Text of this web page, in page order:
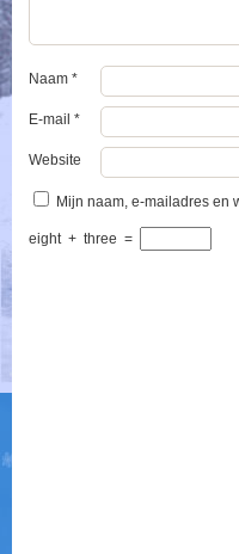
Naam*
E-mail*
Website
Mijn naam, e-mailadres en
eight + three =